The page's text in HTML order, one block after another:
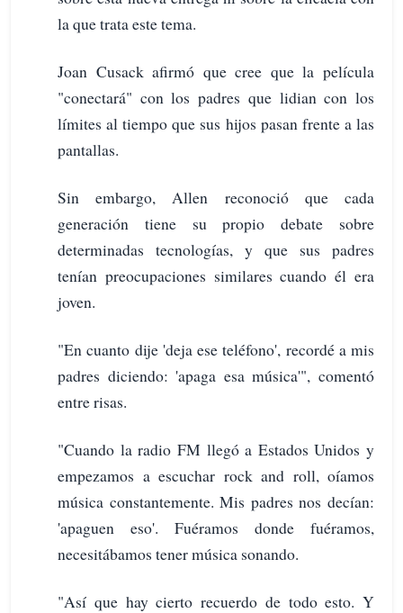
la que trata este tema.
Joan Cusack afirmó que cree que la película
"conectará" con los padres que lidian con los
límites al tiempo que sus hijos pasan frente a las
pantallas.
Sin embargo, Allen reconoció que cada
generación tiene su propio debate sobre
determinadas tecnologías, y que sus padres
tenían preocupaciones similares cuando él era
joven.
"En cuanto dije 'deja ese teléfono', recordé a mis
padres diciendo: 'apaga esa música'", comentó
entre risas.
"Cuando la radio FM llegó a Estados Unidos y
empezamos a escuchar rock and roll, oíamos
música constantemente. Mis padres nos decían:
'apaguen eso'. Fuéramos donde fuéramos,
necesitábamos tener música sonando.
"Así que hay cierto recuerdo de todo esto. Y